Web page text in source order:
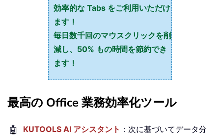
効率的な Tabs をご利用いただけ
ます！
毎日数千回のマウスクリックを削
減し、50% もの時間を節約でき
ます！
最高の Office 業務効率化ツール
🤖 KUTOOLS AI アシスタント ：次に基づいてデータ分